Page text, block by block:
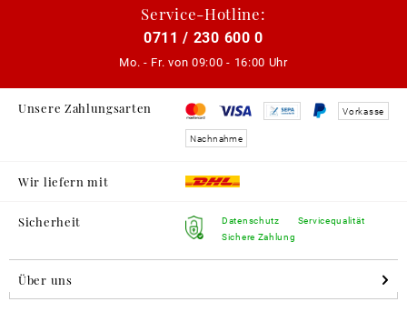
Service-Hotline:
0711 / 230 600 0
Mo. - Fr. von 09:00 - 16:00 Uhr
Unsere Zahlungsarten Vorkasse
Nachnahme
Wir liefern mit
Sicherheit
Datenschutz
Sichere Zahlung
Servicequalität
Über uns